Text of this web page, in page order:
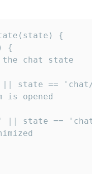
{
{
chat state
state ==
is opened
|| state ==